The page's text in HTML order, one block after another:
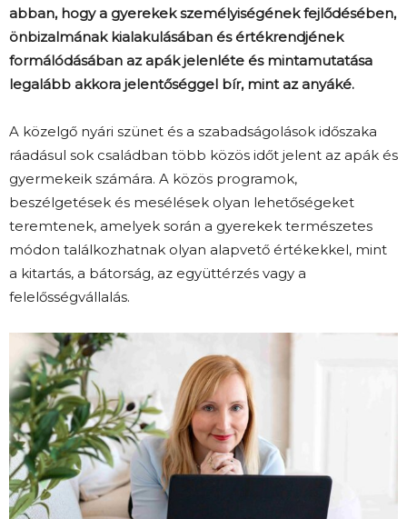
abban, hogy a gyerekek személyiségének fejlődésében,
önbizalmának kialakulásában és értékrendjének
formálódásában az apák jelenléte és mintamutatása
legalább akkora jelentőséggel bír, mint az anyáké.
A közelgő nyári szünet és a szabadságolások időszaka
ráadásul sok családban több közös időt jelent az apák és
gyermekeik számára. A közös programok,
beszélgetések és mesélések olyan lehetőségeket
teremtenek, amelyek során a gyerekek természetes
módon találkozhatnak olyan alapvető értékekkel, mint
a kitartás, a bátorság, az együttérzés vagy a
felelősségvállalás.